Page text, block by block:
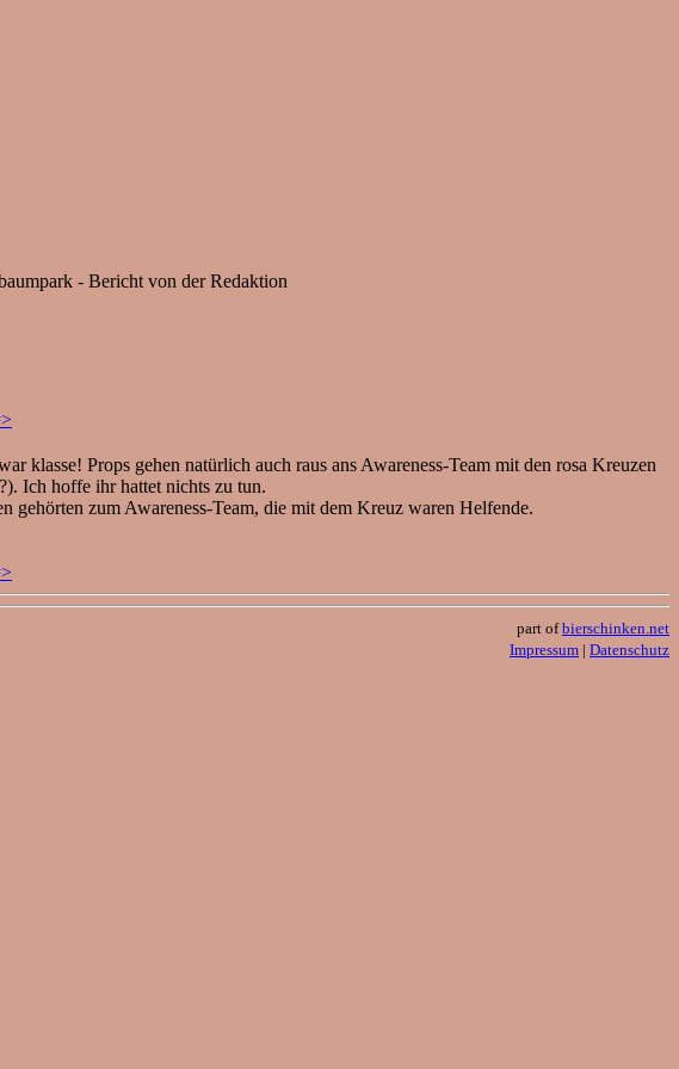
- Bericht von der Redaktion
klasse! Props gehen natürlich auch raus ans Awareness-Team mit den rosa Kreuzen
Ich hoffe ihr hattet nichts zu tun.
gehörten zum Awareness-Team, die mit dem Kreuz waren Helfende.
part ofbierschinken.net
Impressum | Datenschutz